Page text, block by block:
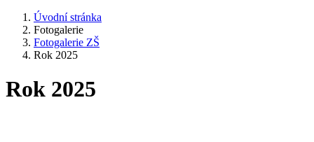
Úvodní stránka
Fotogalerie
Fotogalerie ZŠ
Rok 2025
Rok 2025